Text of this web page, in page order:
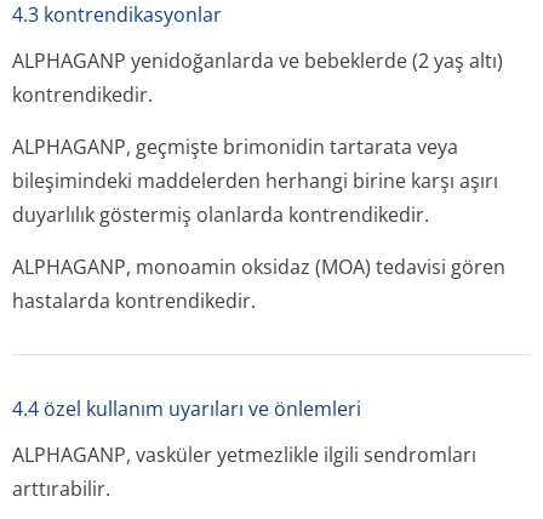
4.3 kontrendikasyonlar
ALPHAGANP yenidoğanlarda ve bebeklerde (2 yaş altı)
kontrendikedir.
ALPHAGANP, geçmişte brimonidin tartarata veya
bileşimindeki maddelerden herhangi birine karşı aşırı
duyarlılık göstermiş olanlarda kontrendikedir.
ALPHAGANP, monoamin oksidaz (MOA) tedavisi gören
hastalarda kontrendikedir.
4.4 özel kullanım uyarıları ve önlemleri
ALPHAGANP, vasküler yetmezlikle ilgili sendromları
arttırabilir.